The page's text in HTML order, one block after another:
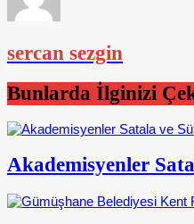
sercan sezgin
Bunlarda İlginizi
Akademisyenler